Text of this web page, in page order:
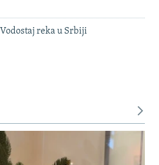
Vodostaj reka u Srbiji